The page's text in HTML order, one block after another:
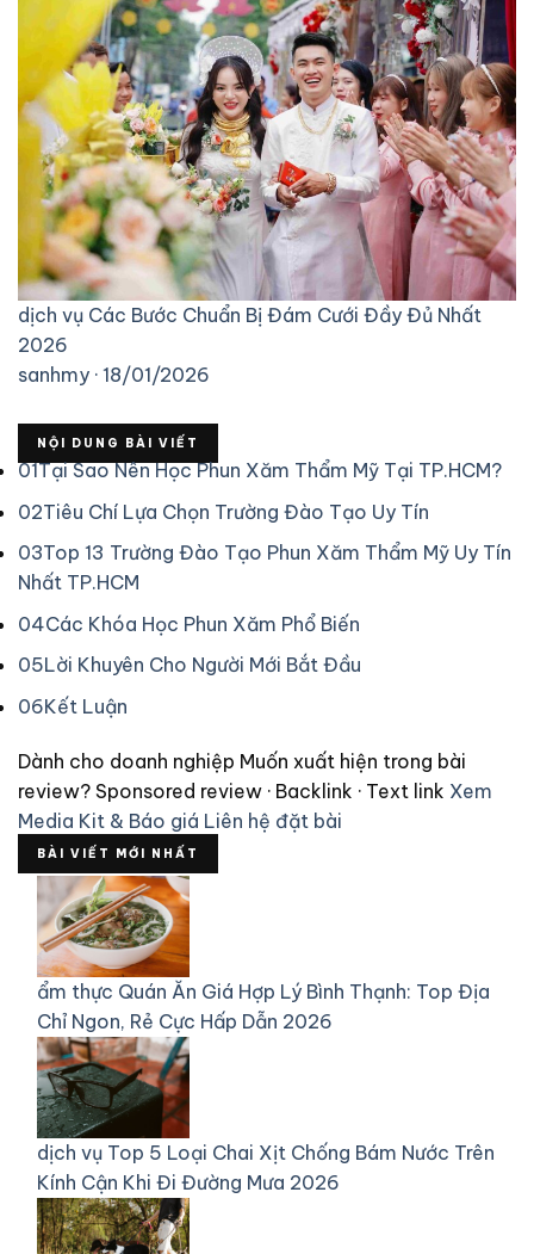
dịch vụ Các Bước Chuẩn Bị Đám Cưới Đầy Đủ Nhất
2026
sanhmy · 18/01/2026
NỘI DUNG BÀI VIẾT
01Tại Sao Nên Học Phun Xăm Thẩm Mỹ Tại TP.HCM?
02Tiêu Chí Lựa Chọn Trường Đào Tạo Uy Tín
03Top 13 Trường Đào Tạo Phun Xăm Thẩm Mỹ Uy Tín
Nhất TP.HCM
04Các Khóa Học Phun Xăm Phổ Biến
05Lời Khuyên Cho Người Mới Bắt Đầu
06Kết Luận
Dành cho doanh nghiệp Muốn xuất hiện trong bài
review? Sponsored review · Backlink · Text link Xem
Media Kit & Báo giá Liên hệ đặt bài
BÀI VIẾT MỚI NHẤT
ẩm thực Quán Ăn Giá Hợp Lý Bình Thạnh: Top Địa
Chỉ Ngon, Rẻ Cực Hấp Dẫn 2026
dịch vụ Top 5 Loại Chai Xịt Chống Bám Nước Trên
Kính Cận Khi Đi Đường Mưa 2026